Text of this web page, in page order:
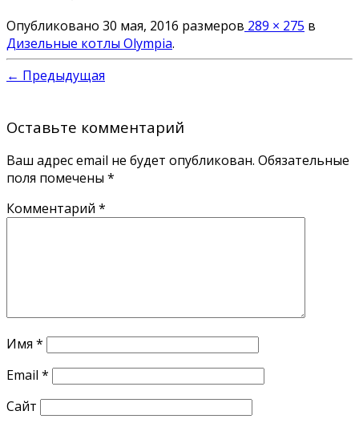
Опубликовано 30 мая, 2016 размеров 289 × 275 в
Дизельные котлы Olympia.
← Предыдущая
Оставьте комментарий
Ваш адрес email не будет опубликован. Обязательные
поля помечены *
Комментарий *
Имя *
Email *
Сайт